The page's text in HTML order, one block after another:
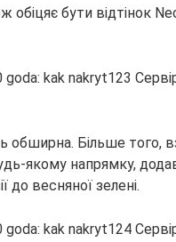
бути відтінок
обширна. Більше того,
якому напрямку,
до весняної зелені.